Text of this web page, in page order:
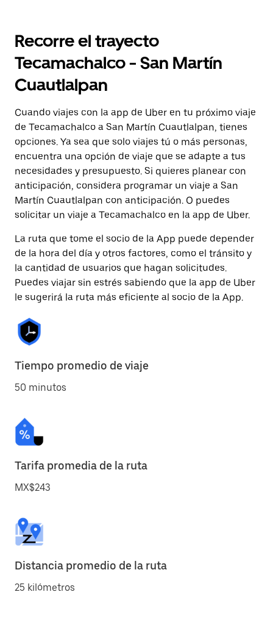
Recorre el trayecto
Tecamachalco - San Martín
Cuautlalpan
Cuando viajes con la app de Uber en tu próximo viaje
de Tecamachalco a San Martín Cuautlalpan, tienes
opciones. Ya sea que solo viajes tú o más personas,
encuentra una opción de viaje que se adapte a tus
necesidades y presupuesto. Si quieres planear con
anticipación, considera programar un viaje a San
Martín Cuautlalpan con anticipación. O puedes
solicitar un viaje a Tecamachalco en la app de Uber.
La ruta que tome el socio de la App puede depender
de la hora del día y otros factores, como el tránsito y
la cantidad de usuarios que hagan solicitudes.
Puedes viajar sin estrés sabiendo que la app de Uber
le sugerirá la ruta más eficiente al socio de la App.
Tiempo promedio de viaje
50 minutos
Tarifa promedia de la ruta
MX$243
Distancia promedio de la ruta
25 kilómetros